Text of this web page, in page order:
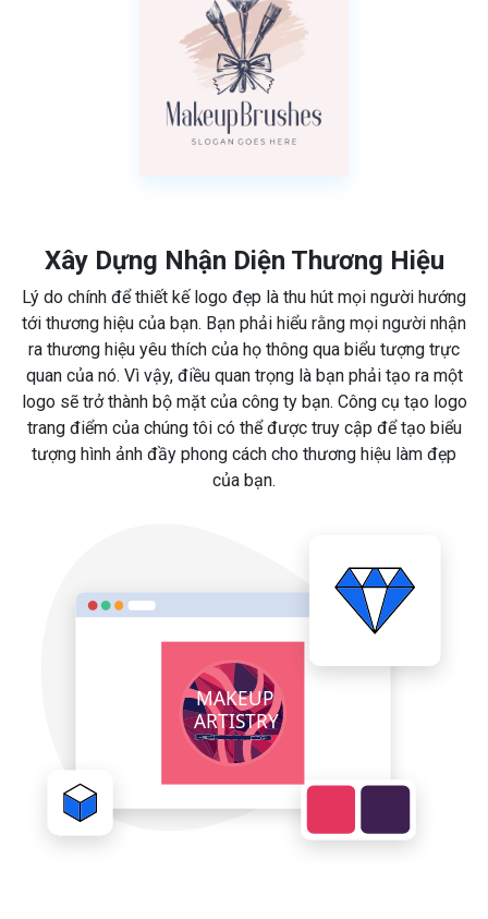
Xây Dựng Nhận Diện Thương Hiệu
Lý do chính để thiết kế logo đẹp là thu hút mọi người hướng
tới thương hiệu của bạn. Bạn phải hiểu rằng mọi người nhận
ra thương hiệu yêu thích của họ thông qua biểu tượng trực
quan của nó. Vì vậy, điều quan trọng là bạn phải tạo ra một
logo sẽ trở thành bộ mặt của công ty bạn. Công cụ tạo logo
trang điểm của chúng tôi có thể được truy cập để tạo biểu
tượng hình ảnh đầy phong cách cho thương hiệu làm đẹp
của bạn.